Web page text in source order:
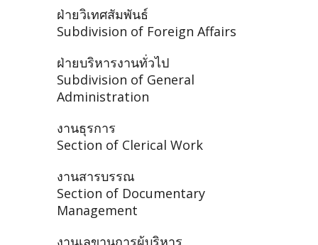
ฝ่ายวิเทศสัมพันธ์
Subdivision of Foreign Affairs
ฝ่ายบริหารงานทั่วไป
Subdivision of General
Administration
งานธุรการ
Section of Clerical Work
งานสารบรรณ
Section of Documentary
Management